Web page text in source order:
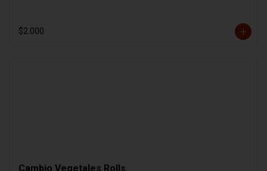
$2.000
Cambio Vegetales Rolls